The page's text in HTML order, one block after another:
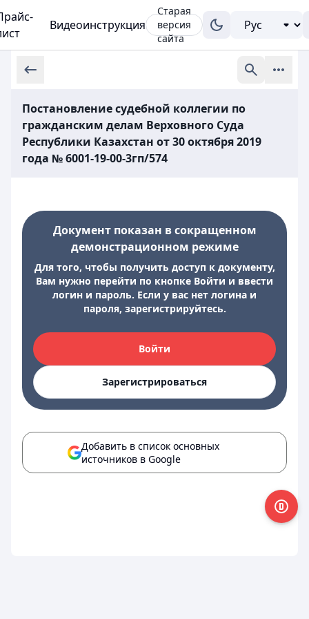
Видеоинструкция
Старая
версия
сайта
Постановление судебной коллегии по
гражданским делам Верховного Суда
Республики Казахстан от 30 октября 2019
года № 6001-19-00-3гп/574
Документ показан в сокращенном
демонстрационном режиме
Для того, чтобы получить доступ к документу,
Вам нужно перейти по кнопке Войти и ввести
логин и пароль. Если у вас нет логина и
пароля, зарегистрируйтесь.
Войти
Зарегистрироваться
Добавить в список основных
источников в Google